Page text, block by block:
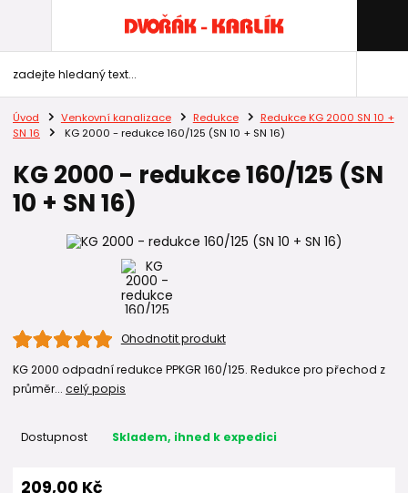
Úvod Venkovní kanalizace Redukce
Redukce KG 2000 SN 10 +
SN 16
KG 2000 - redukce 160/125 (SN 10 + SN 16)
KG 2000 - redukce 160/125 (SN
10 + SN 16)
Ohodnotit produkt
KG 2000 odpadní redukce PPKGR 160/125. Redukce pro přechod z
průměr... celý popis
Dostupnost Skladem, ihned k expedici
209,00 Kč